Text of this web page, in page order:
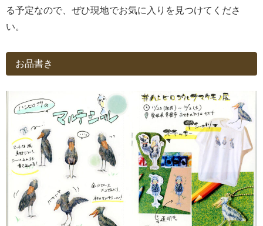
る予定なので、ぜひ現地でお気に入りを見つけてくださ
い。
お品書き